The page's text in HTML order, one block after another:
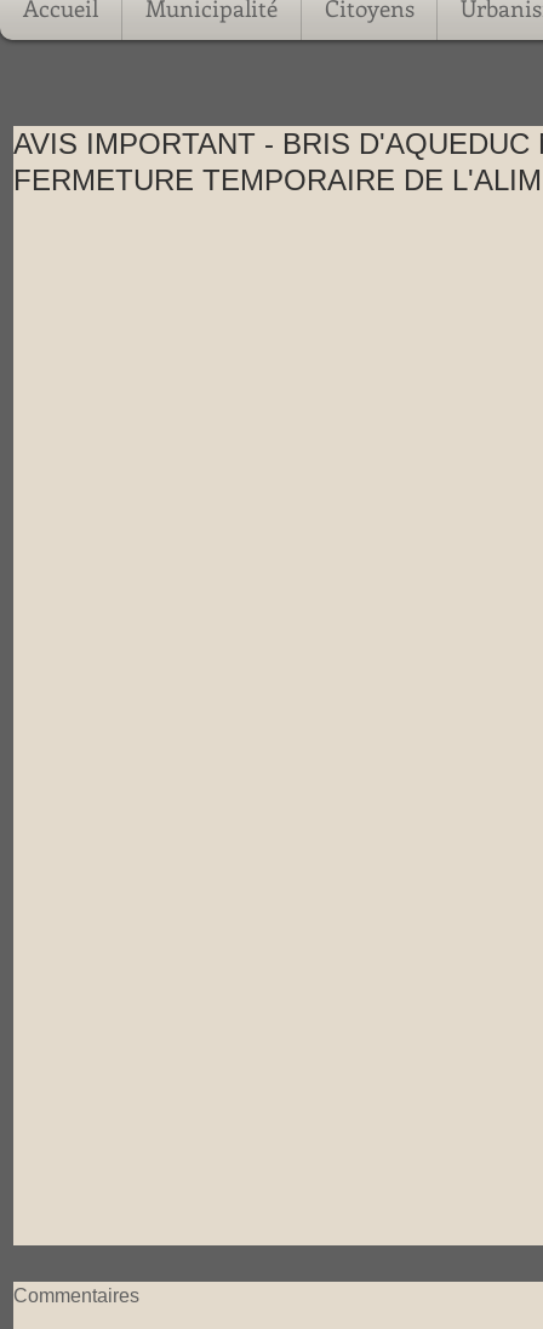
Accueil Municipalité Citoyens
AVIS IMPORTANT - BRIS D'AQUEDUC
FERMETURE TEMPORAIRE DE
Commentaires